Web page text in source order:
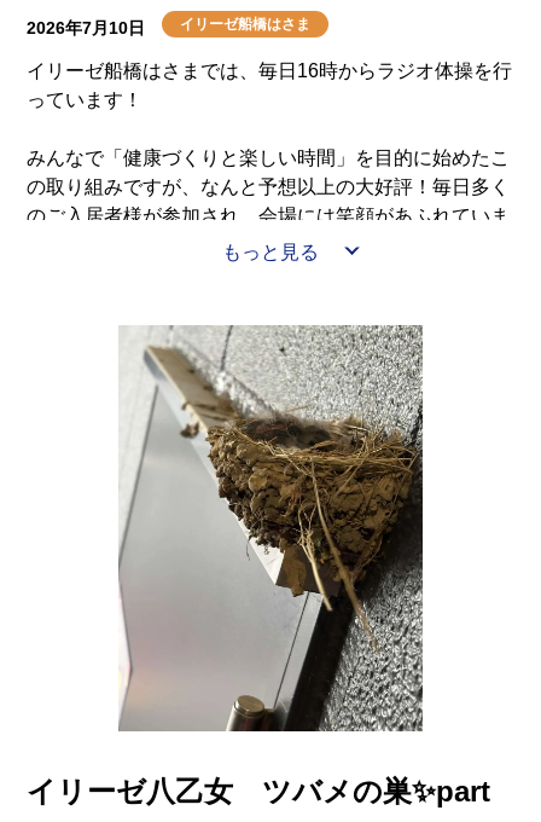
皆様の素敵な願い事が、天の川まで届きますように。
康で笑顔溢れる毎日を過ごせるよう、スタッフ一同サポ
ートしてまいります。
2026年7月10日 イリーゼ船橋はさま
イリーゼ船橋はさまでは、毎日16時からラジオ体操を行
っています！
みんなで「健康づくりと楽しい時間」を目的に始めたこ
の取り組みですが、なんと予想以上の大好評！毎日多く
のご入居者様が参加され、会場には笑顔があふれていま
たびにスタンプを押しています。オンラインレクリエー
ションに参加された方にもスタンプを押しており、さま
ざまな形で楽しく健康づくりに取り組んでいただいてい
ます。スタンプがいっぱいになった方には、ささやかな
景品をプレゼント！
ご入居者様からは、
「楽しみが増えた」
「何がもらえるのか楽しみ」
「ほかのご入居者様と交流する機会が増えた」
といった嬉しいお声も聞かれており、毎日の生活の楽し
みの一つとして定着しつつあります。
ラジオ体操だけでなく、皆様で楽しめる体操も取り入れ
ながら、無理なく身体を動かせる時間となっています。
交流の場としても大変好評です。
もっと見る
イリーゼ八乙女 ツバメの巣✨part